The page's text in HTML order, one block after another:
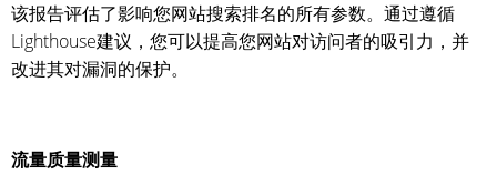
该报告评估了影响您网站搜索排名的所有参数。通过遵循
Lighthouse建议，您可以提高您网站对访问者的吸引力，并
改进其对漏洞的保护。
流量质量测量